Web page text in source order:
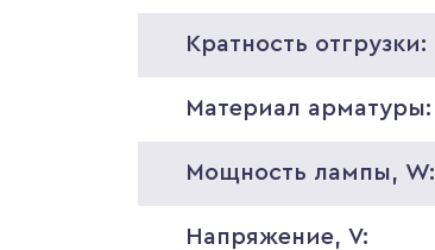
Кратность отгрузки:
Материал арматуры:
Мощность лампы, W:
Напряжение, V: